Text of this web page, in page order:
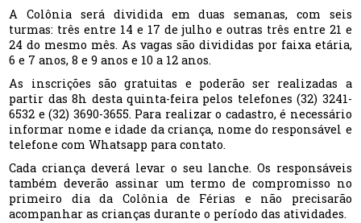
A Colônia será dividida em duas semanas, com seis
turmas: três entre 14 e 17 de julho e outras três entre 21 e
24 do mesmo mês. As vagas são divididas por faixa etária,
6 e 7 anos, 8 e 9 anos e 10 a 12 anos.
As inscrições são gratuitas e poderão ser realizadas a
partir das 8h desta quinta-feira pelos telefones (32) 3241-
6532 e (32) 3690-3655. Para realizar o cadastro, é necessário
informar nome e idade da criança, nome do responsável e
telefone com Whatsapp para contato.
Cada criança deverá levar o seu lanche. Os responsáveis
também deverão assinar um termo de compromisso no
primeiro dia da Colônia de Férias e não precisarão
acompanhar as crianças durante o período das atividades.